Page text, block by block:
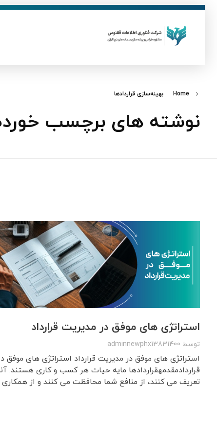
Home بهینه‌سازی قراردادها
نوشته های برچسب
استراتژی های موفق در مدیریت قرارداد
توسط adminnewphx13831400
استراتژی های موفق در مدیریت قرارداد استراتژی های موفق
قراردادمقدمهقراردادها مایه حیات هر کسب و کاری هستند.
تعریف می کنند، از منافع شما محافظت می کنند و از همکاری